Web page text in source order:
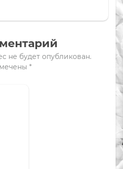
не будет опубликован.
*